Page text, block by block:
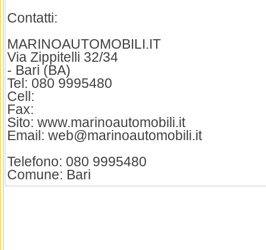
Contatti:
MARINOAUTOMOBILI.IT
Via Zippitelli 32/34
- Bari (BA)
Tel: 080 9995480
Cell:
Fax:
Sito: www.marinoautomobili.it
Email: web@marinoautomobili.it
Telefono: 080 9995480
Comune: Bari